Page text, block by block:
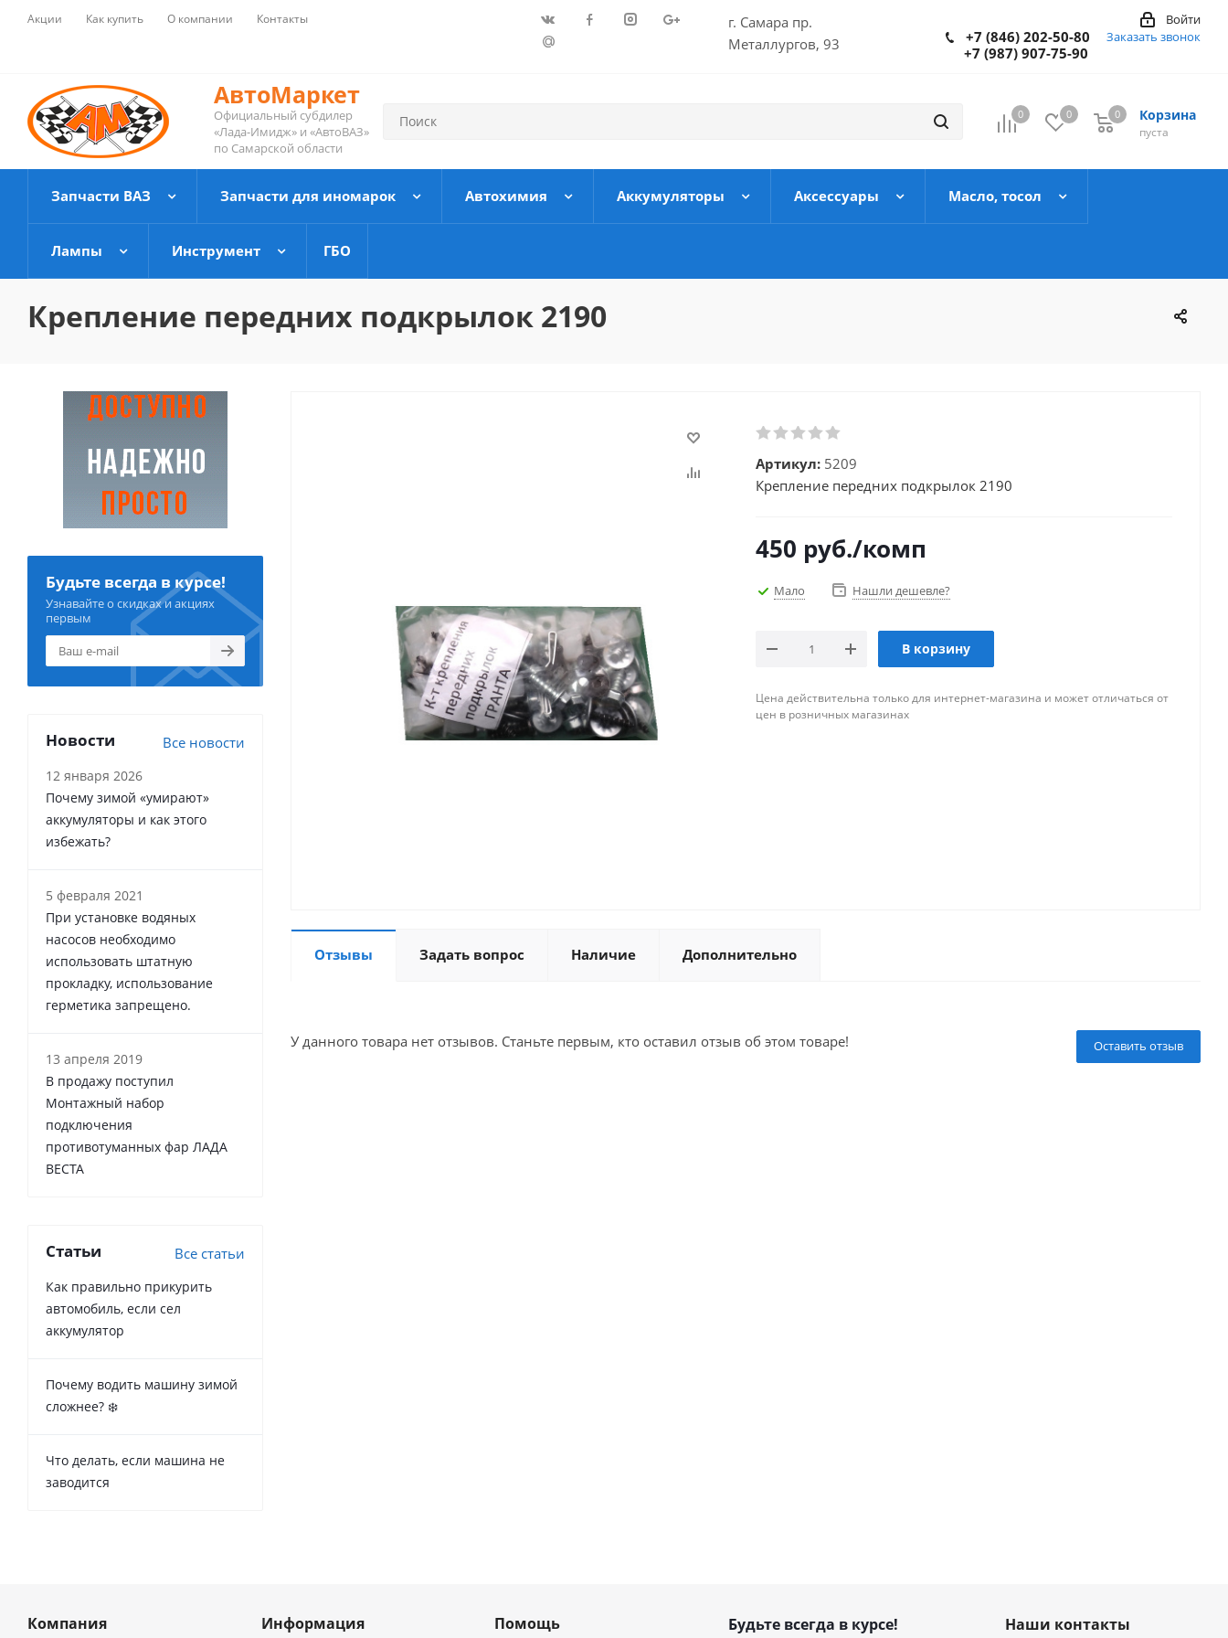
Акции Как купить О компании Контакты
г. Самара пр.
Металлургов, 93
Войти
+7 (846) 202-50-80
+7 (987) 907-75-90
Заказать звонок
АвтоМаркет
Официальный субдилер
«Лада-Имидж» и «АвтоВАЗ»
по Самарской области
0 0 Корзина
пуста
0
Запчасти ВАЗ Запчасти для иномарок Автохимия Аккумуляторы Аксессуары Масло, тосол
Лампы Инструмент ГБО
Крепление передних подкрылок 2190
Артикул: 5209
Крепление передних подкрылок 2190
450 руб./комп
Мало Нашли дешевле?
В корзину
Цена действительна только для интернет-магазина и может отличаться от
цен в розничных магазинах
Отзывы Задать вопрос Наличие Дополнительно
Оставить отзыв
У данного товара нет отзывов. Станьте первым, кто оставил отзыв об этом товаре!
Будьте всегда в курсе!
Узнавайте о скидках и акциях
первым
Новости Все новости
12 января 2026
Почему зимой «умирают»
аккумуляторы и как этого
избежать?
5 февраля 2021
При установке водяных
насосов необходимо
использовать штатную
прокладку, использование
герметика запрещено.
13 апреля 2019
В продажу поступил
Монтажный набор
подключения
противотуманных фар ЛАДА
ВЕСТА
Статьи Все статьи
Как правильно прикурить
автомобиль, если сел
аккумулятор
Почему водить машину зимой
сложнее? ❄️
Что делать, если машина не
заводится
Компания Информация Помощь Будьте всегда в курсе! Наши контакты